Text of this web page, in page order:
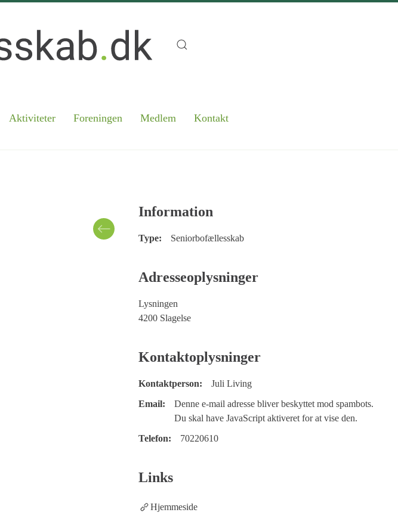
Aktiviteter Foreningen Medlem Kontakt
Information
Type: Seniorbofællesskab
Adresseoplysninger
Lysningen
4200 Slagelse
Kontaktoplysninger
Kontaktperson:
Juli Living
Email:
Denne e-mail adresse bliver beskyttet mod spambots.
Du skal have JavaScript aktiveret for at vise den.
Telefon:
70220610
Links
Hjemmeside